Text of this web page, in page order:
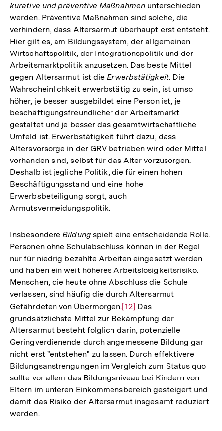
kurative und präventive Maßnahmenunterschieden
werden. Präventive Maßnahmen sind solche, die
verhindern, dass Altersarmut überhaupt erst entsteht.
Hier gilt es, am Bildungssystem, der allgemeinen
Wirtschaftspolitik, der Integrationspolitik und der
Arbeitsmarktpolitik anzusetzen. Das beste Mittel
gegen Altersarmut ist die Erwerbstätigkeit. Die
Wahrscheinlichkeit erwerbstätig zu sein, ist umso
höher, je besser ausgebildet eine Person ist, je
beschäftigungsfreundlicher der Arbeitsmarkt
gestaltet und je besser das gesamtwirtschaftliche
Umfeld ist. Erwerbstätigkeit führt dazu, dass
Altersvorsorge in der GRV betrieben wird oder Mittel
vorhanden sind, selbst für das Alter vorzusorgen.
Deshalb ist jegliche Politik, die für einen hohen
Beschäftigungsstand und eine hohe
Erwerbsbeteiligung sorgt, auch
Armutsvermeidungspolitik.
Insbesondere Bildungspielt eine entscheidende Rolle.
Personen ohne Schulabschluss können in der Regel
nur für niedrig bezahlte Arbeiten eingesetzt werden
und haben ein weit höheres Arbeitslosigkeitsrisiko.
Menschen, die heute ohne Abschluss die Schule
verlassen, sind häufig die durch Altersarmut
Gefährdeten von Übermorgen.Zur
Auflösung
der
Fußnote
[12] Das
grundsätzlichste Mittel zur Bekämpfung der
Altersarmut besteht folglich darin, potenzielle
Geringverdienende durch angemessene Bildung gar
nicht erst "entstehen" zu lassen. Durch effektivere
Bildungsanstrengungen im Vergleich zum Status quo
sollte vor allem das Bildungsniveau bei Kindern von
Eltern im unteren Einkommensbereich gesteigert und
damit das Risiko der Altersarmut insgesamt reduziert
werden.